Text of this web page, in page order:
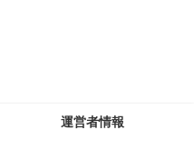
運営者情報